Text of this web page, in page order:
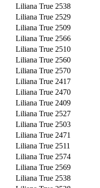
Liliana True 2538
Liliana True 2529
Liliana True 2509
Liliana True 2566
Liliana True 2510
Liliana True 2560
Liliana True 2570
Liliana True 2417
Liliana True 2470
Liliana True 2409
Liliana True 2527
Liliana True 2503
Liliana True 2471
Liliana True 2511
Liliana True 2574
Liliana True 2569
Liliana True 2538